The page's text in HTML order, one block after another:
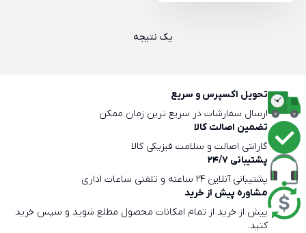
یک نتیجه
تحویل اکسپرس و سریع
ارسال سفارشات در سریع ترین زمان ممکن
تضمین اصالت کالا
گارانتی اصالت و سلامت فیزیکی کالا
پشتیبانی 24/7
پشتیبانی آنلاین 24 ساعته و تلفنی ساعات اداری
مشاوره پیش از خرید
پیش از خرید از تمام امکانات محصول مطلع شوید و سپس خرید
کنید.